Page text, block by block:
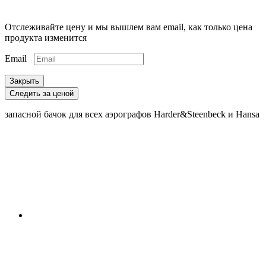
Отслеживайте цену и мы вышлем вам email, как только цена
продукта изменится
Email
Закрыть
Следить за ценой
запасной бачок для всех аэрографов Harder&Steenbeck и Hansa